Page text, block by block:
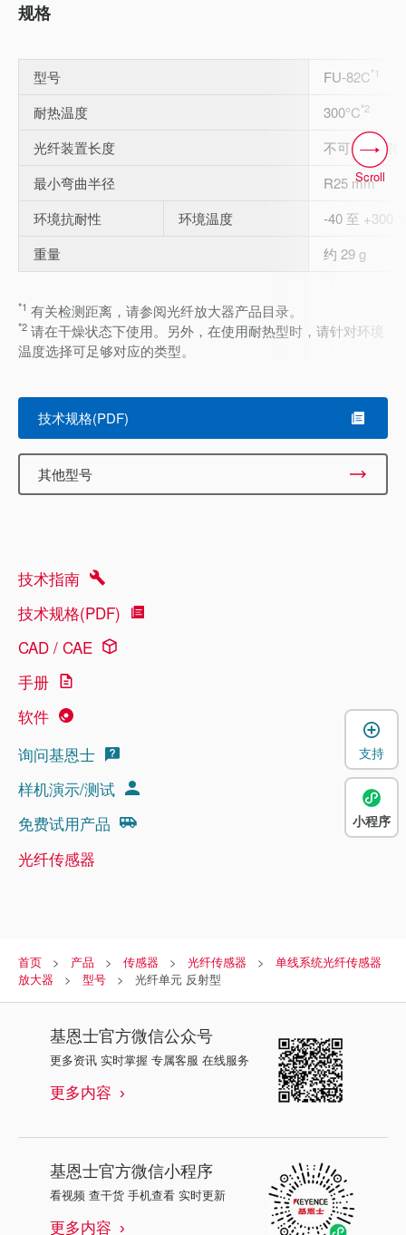
规格
型号 FU-82C*1
耐热温度 300°C*2
光纤装置长度
不可1m切割
最小弯曲半径
R25 mm
环境抗耐性
环境温度
-40 至 +300
重量
约 29 g
*1 有关检测距离，请参阅光纤放大器产品目录。
*2 请在干燥状态下使用。另外，在使用耐热型时，请针对环境
温度选择可足够对应的类型。
Scroll
技术规格(PDF)
其他型号
技术指南
技术规格(PDF)
CAD / CAE
手册
软件
询问基恩士
样机演示/测试
免费试用产品
光纤传感器
首页 产品 传感器 光纤传感器
单线系统光纤传感器
放大器
型号 光纤单元 反射型
基恩士官方微信公众号
更多资讯 实时掌握 专属客服 在线服务
更多内容
基恩士官方微信小程序
看视频 查干货 手机查看 实时更新
更多内容
支持
小程序